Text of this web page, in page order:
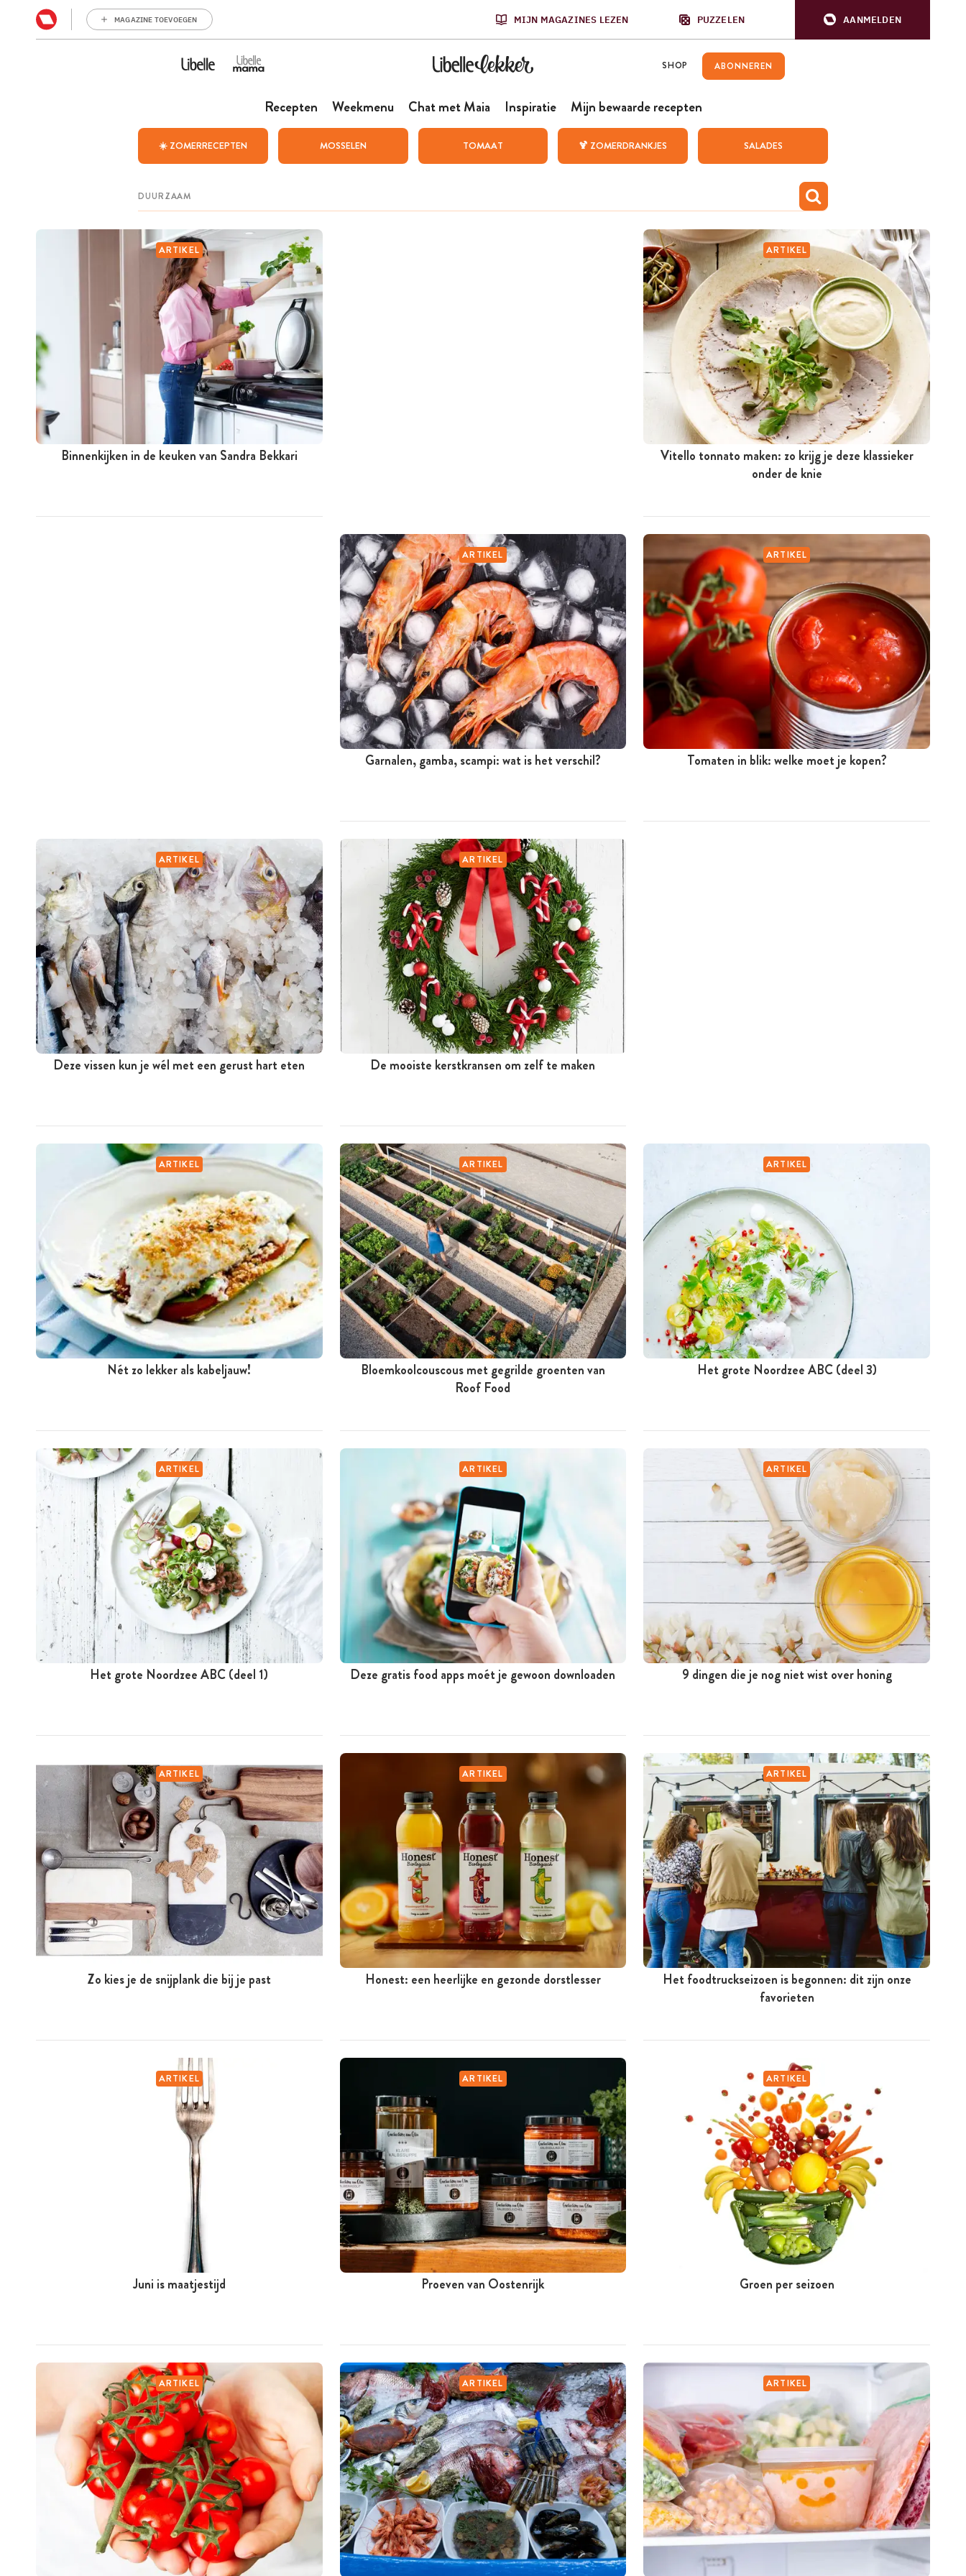
MAGAZINE TOEVOEGEN MIJN MAGAZINES LEZEN PUZZELEN AANMELDEN
SHOP ABONNEREN
Recepten Weekmenu Chat met Maia Inspiratie Mijn bewaarde recepten
☀️ ZOMERRECEPTEN MOSSELEN TOMAAT 🍹 ZOMERDRANKJES SALADES
ARTIKEL
Binnenkijken in de keuken van Sandra Bekkari
ARTIKEL
Vitello tonnato maken: zo krijg je deze klassieker
onder de knie
ARTIKEL
Garnalen, gamba, scampi: wat is het verschil?
ARTIKEL
Tomaten in blik: welke moet je kopen?
ARTIKEL
Deze vissen kun je wél met een gerust hart eten
ARTIKEL
De mooiste kerstkransen om zelf te maken
ARTIKEL
Nét zo lekker als kabeljauw!
ARTIKEL
Bloemkoolcouscous met gegrilde groenten van
Roof Food
ARTIKEL
Het grote Noordzee ABC (deel 3)
ARTIKEL
Het grote Noordzee ABC (deel 1)
ARTIKEL
Deze gratis food apps moét je gewoon downloaden
ARTIKEL
9 dingen die je nog niet wist over honing
ARTIKEL
Zo kies je de snijplank die bij je past
ARTIKEL
Honest: een heerlijke en gezonde dorstlesser
ARTIKEL
Het foodtruckseizoen is begonnen: dit zijn onze
favorieten
ARTIKEL
Juni is maatjestijd
ARTIKEL
Proeven van Oostenrijk
ARTIKEL
Groen per seizoen
ARTIKEL ARTIKEL ARTIKEL